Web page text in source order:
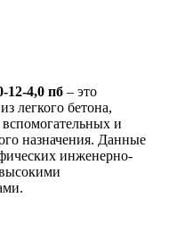
12-4,0 пб – это
легкого бетона,
и
назначения. Данные
инженерно-